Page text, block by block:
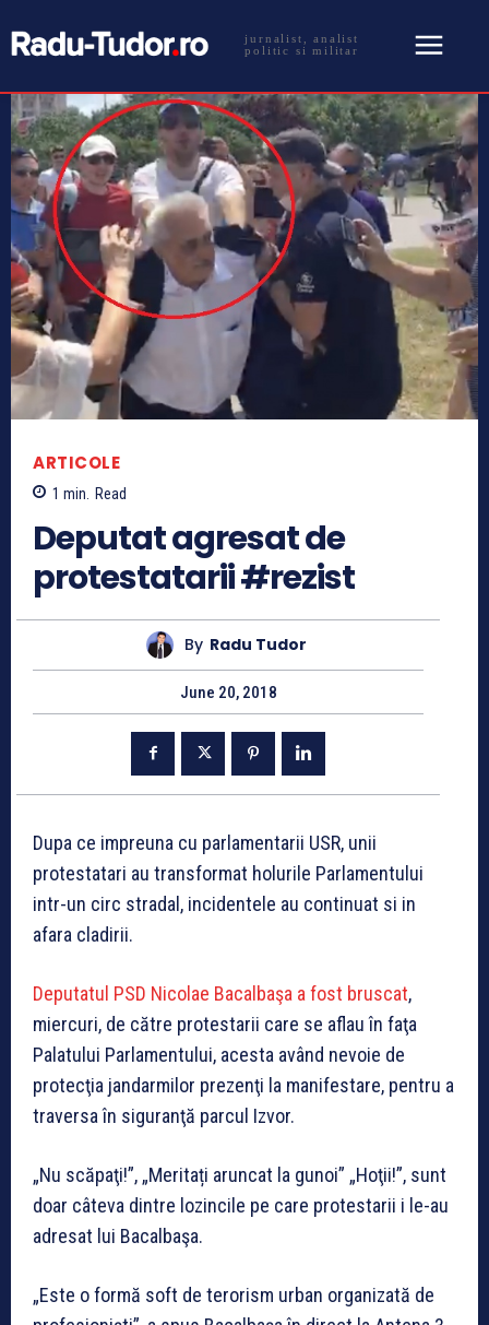
jurnalist, analist
politic si militar
ARTICOLE
1 min. Read
Deputat agresat de
protestatarii #rezist
By Radu Tudor
June 20, 2018
Dupa ce impreuna cu parlamentarii USR, unii
protestatari au transformat holurile Parlamentului
intr-un circ stradal, incidentele au continuat si in
afara cladirii.
Deputatul PSD Nicolae Bacalbaşa a fost bruscat,
miercuri, de către protestarii care se aflau în faţa
Palatului Parlamentului, acesta având nevoie de
protecţia jandarmilor prezenţi la manifestare, pentru a
traversa în siguranţă parcul Izvor.
„Nu scăpaţi!”, „Meritați aruncat la gunoi” „Hoţii!”, sunt
doar câteva dintre lozincile pe care protestarii i le-au
adresat lui Bacalbaşa.
„Este o formă soft de terorism urban organizată de